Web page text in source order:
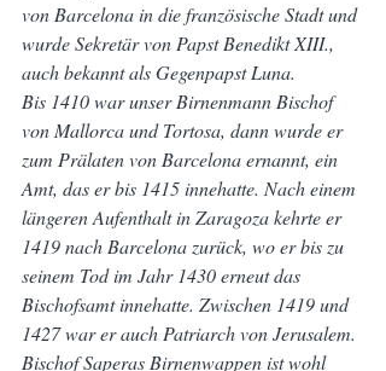
von Barcelona in die französische Stadt und
wurde Sekretär von Papst Benedikt XIII.,
auch bekannt als Gegenpapst Luna.
Bis 1410 war unser Birnenmann Bischof
von Mallorca und Tortosa, dann wurde er
zum Prälaten von Barcelona ernannt, ein
Amt, das er bis 1415 innehatte. Nach einem
längeren Aufenthalt in Zaragoza kehrte er
1419 nach Barcelona zurück, wo er bis zu
seinem Tod im Jahr 1430 erneut das
Bischofsamt innehatte. Zwischen 1419 und
1427 war er auch Patriarch von Jerusalem.
Bischof Saperas Birnenwappen ist wohl